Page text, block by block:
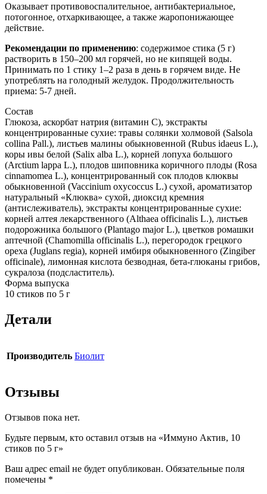
Оказывает противовоспалительное, антибактериальное,
потогонное, отхаркивающее, а также жаропонижающее
действие.
Рекомендации по применению: содержимое стика (5 г)
растворить в 150–200 мл горячей, но не кипящей воды.
Принимать по 1 стику 1–2 раза в день в горячем виде. Не
употреблять на голодный желудок. Продолжительность
приема: 5-7 дней.
Состав
Глюкоза, аскорбат натрия (витамин С), экстракты
концентрированные сухие: травы солянки холмовой (Salsola
collina Pall.), листьев малины обыкновенной (Rubus idaeus L.),
коры ивы белой (Salix alba L.), корней лопуха большого
(Arctium lappa L.), плодов шиповника коричного плоды (Rosa
cinnamomea L.), концентрированный сок плодов клюквы
обыкновенной (Vaccinium oxycoccus L.) сухой, ароматизатор
натуральный «Клюква» сухой, диоксид кремния
(антислеживатель), экстракты концентрированные сухие:
корней алтея лекарственного (Althaea officinalis L.), листьев
подорожника большого (Plantago major L.), цветков ромашки
аптечной (Chamomilla officinalis L.), перегородок грецкого
ореха (Juglans regia), корней имбиря обыкновенного (Zingiber
officinale), лимонная кислота безводная, бета-глюканы грибов,
сукралоза (подсластитель).
Форма выпуска
10 стиков по 5 г
Детали
Производитель Биолит
Отзывы
Отзывов пока нет.
Будьте первым, кто оставил отзыв на «Иммуно Актив, 10
стиков по 5 г»
Ваш адрес email не будет опубликован. Обязательные поля
помечены *